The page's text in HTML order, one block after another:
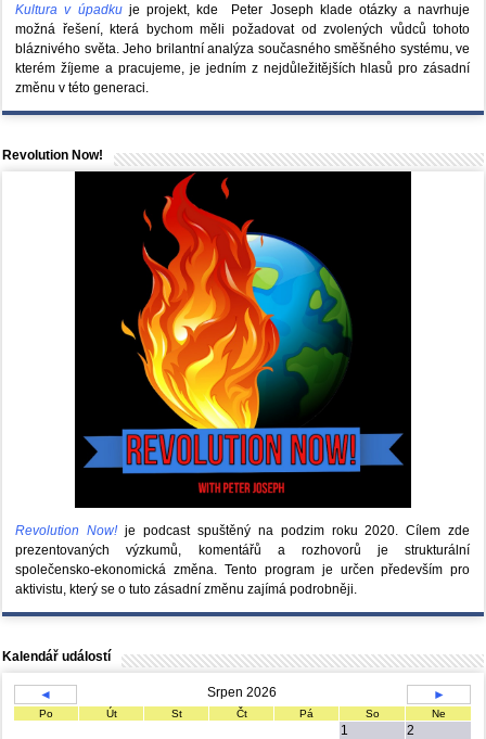
Kultura v úpadkuje projekt, kde Peter Joseph klade otázky a navrhuje
možná řešení, která bychom měli požadovat od zvolených vůdců tohoto
bláznivého světa. Jeho brilantní analýza současného směšného systému, ve
kterém žíjeme a pracujeme, je jedním z nejdůležitějších hlasů pro zásadní
změnu v této generaci.
Revolution Now!
Revolution Now! je podcast spuštěný na podzim roku 2020.Cílem zde
prezentovaných výzkumů, komentářů a rozhovorů je strukturální
společensko-ekonomická změna. Tento program je určen především pro
aktivistu, který se o tuto zásadní změnu zajímá podrobněji.
Kalendář událostí
◄ Srpen 2026 ►
Po Út St Čt Pá So Ne
1 2